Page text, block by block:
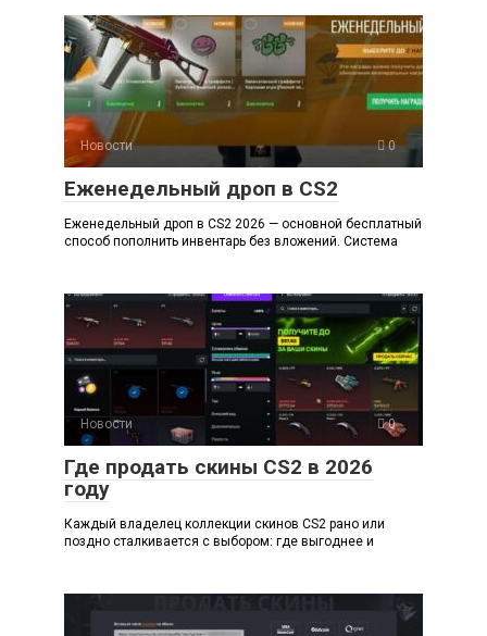
Новости 0
Еженедельный дроп в CS2
Еженедельный дроп в CS2 2026 — основной бесплатный
способ пополнить инвентарь без вложений. Система
Новости 0
Где продать скины CS2 в 2026
году
Каждый владелец коллекции скинов CS2 рано или
поздно сталкивается с выбором: где выгоднее и